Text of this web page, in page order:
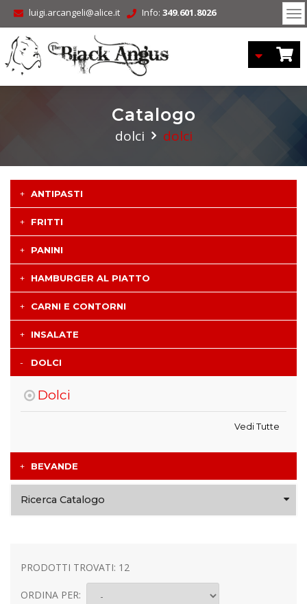
luigi.arcangeli@alice.it Info: 349.601.8026
Catalogo
dolci dolci
ANTIPASTI
FRITTI
PANINI
HAMBURGER AL PIATTO
CARNI E CONTORNI
INSALATE
DOLCI
Dolci
Vedi Tutte
BEVANDE
Ricerca Catalogo
PRODOTTI TROVATI: 12
ORDINA PER: